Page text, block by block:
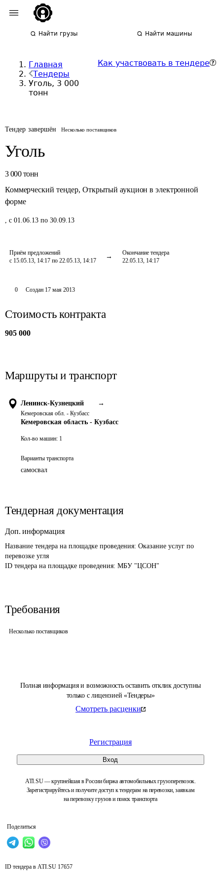
Найти грузы Найти машины
Главная
Тендеры
Уголь, 3 000
тонн
Как участвовать в тендере
Тендер завершён Несколько поставщиков
Уголь
3 000 тонн
Коммерческий тендер, Открытый аукцион в электронной
форме
, с 01.06.13 по 30.09.13
Приём предложений
с 15.05.13, 14:17 по 22.05.13, 14:17
Окончание тендера
22.05.13, 14:17
Полная информация и возможность оставить отклик доступны
только с лицензией «Тендеры»
Смотреть расценки
Регистрация
Вход
ATI.SU — крупнейшая в России биржа автомобильных грузоперевозок.
Зарегистрируйтесь и получите доступ к тендерам на перевозки, заявкам
на перевозку грузов и поиск транспорта
Поделиться
0 Создан 17 мая 2013
Стоимость контракта
905 000
Маршруты и транспорт
Ленинск-Кузнецкий →
Кемеровская обл. - Кузбасс
Кемеровская область - Кузбасс
Кол-во машин: 1
Варианты транспорта
самосвал
Тендерная документация
Доп. информация
Название тендера на площадке проведения: Оказание услуг по
перевозке угля
ID тендера на площадке проведения: МБУ "ЦСОН"
Требования
Несколько поставщиков
ID тендера в ATI.SU 17657